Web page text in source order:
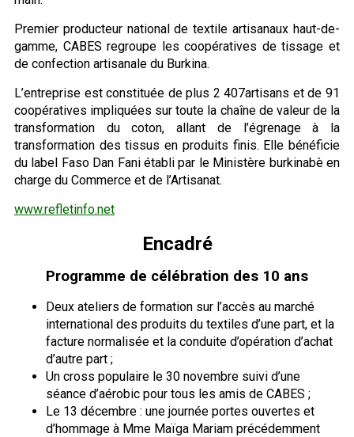
Premier producteur national de textile artisanaux haut-de-
gamme, CABES regroupe les coopératives de tissage et
de confection artisanale du Burkina.
L’entreprise est constituée de plus 2 407artisans et de 91
coopératives impliquées sur toute la chaîne de valeur de la
transformation du coton, allant de l’égrenage à la
transformation des tissus en produits finis. Elle bénéficie
du label Faso Dan Fani établi par le Ministère burkinabè en
charge du Commerce et de l’Artisanat.
www.refletinfo.net
Encadré
Programme de célébration des 10 ans
Deux ateliers de formation sur l’accès au marché
international des produits du textiles d’une part, et la
facture normalisée et la conduite d’opération d’achat
d’autre part ;
Un cross populaire le 30 novembre suivi d’une
séance d’aérobic pour tous les amis de CABES ;
Le 13 décembre : une journée portes ouvertes et
d’hommage à Mme Maïga Mariam précédemment